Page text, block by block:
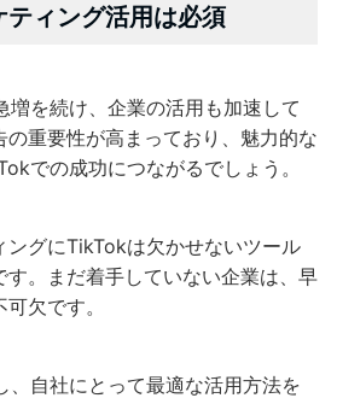
ィング活用は必須
増を続け、企業の活用も加速して
の重要性が高まっており、魅力的な
での成功につながるでしょう。
ングにTikTokは欠かせないツール
す。まだ着手していない企業は、早
欠です。
、自社にとって最適な活用方法を